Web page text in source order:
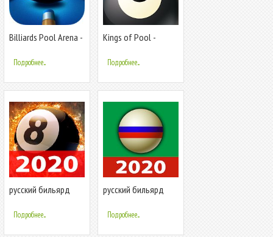
Billiards Pool Arena -
Подробнее...
Kings of Pool -
Подробнее...
русский бильярд
пул 8 игра
Подробнее...
русский бильярд
бесплатная игра
Подробнее...